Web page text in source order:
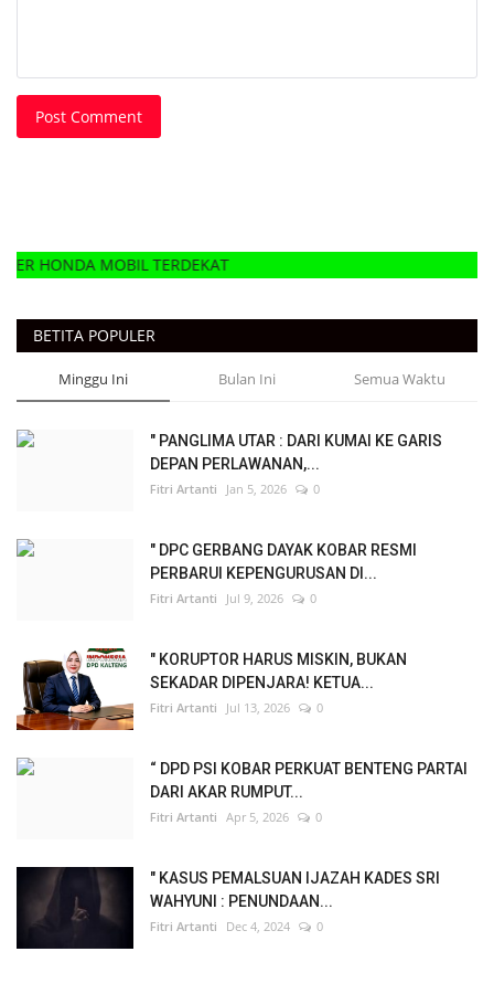
Post Comment
TERDEKAT
BETITA POPULER
Minggu Ini Bulan Ini Semua Waktu
" PANGLIMA UTAR : DARI KUMAI KE GARIS
DEPAN PERLAWANAN,...
Fitri Artanti Jan 5, 2026 0
" DPC GERBANG DAYAK KOBAR RESMI
PERBARUI KEPENGURUSAN DI...
Fitri Artanti Jul 9, 2026 0
" KORUPTOR HARUS MISKIN, BUKAN
SEKADAR DIPENJARA! KETUA...
Fitri Artanti Jul 13, 2026 0
“ DPD PSI KOBAR PERKUAT BENTENG PARTAI
DARI AKAR RUMPUT...
Fitri Artanti Apr 5, 2026 0
" KASUS PEMALSUAN IJAZAH KADES SRI
WAHYUNI : PENUNDAAN...
Fitri Artanti Dec 4, 2024 0